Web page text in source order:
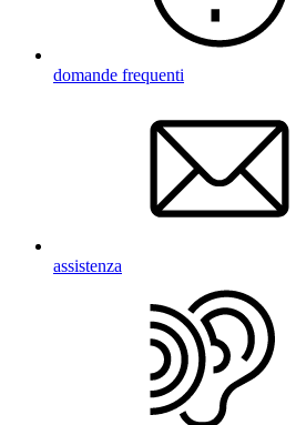
domande frequenti
assistenza